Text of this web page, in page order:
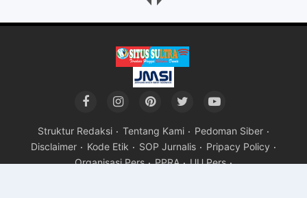
Struktur Redaksi Tentang Kami
Pedoman Siber
Disclaimer
Kode Etik SOP Jurnalis
Pripacy Policy
Organisasi Pers
PPRA UU Pers